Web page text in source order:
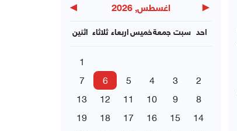
◀ اغسطس, 2026 ▶
اثنين ثلاثاء اربعاءخميسجمعة سبت احد
1
2
3
4
5
6
7
8
9
10
11
12
13
14
15
16
17
18
19